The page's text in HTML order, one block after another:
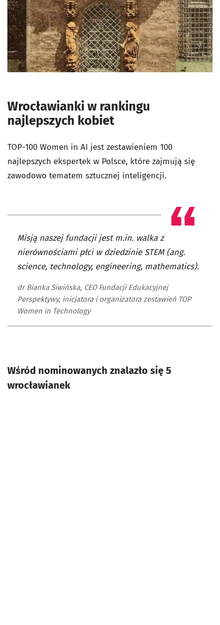
Wrocławianki w rankingu
najlepszych kobiet
TOP-100 Women in AI jest zestawieniem 100
najlepszych ekspertek w Polsce, które zajmują się
zawodowo tematem sztucznej inteligencji.
Misją naszej fundacji jest m.in. walka z
nierównościami płci w dziedzinie STEM (ang.
science, technology, engineering, mathematics).
dr Bianka Siwińska, CEO Fundacji Edukacyjnej
Perspektywy, inicjatora i organizatora zestawień TOP
Women in Technology
Wśród nominowanych znalazło się 5
wrocławianek